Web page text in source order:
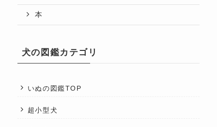
本
犬の図鑑カテゴリ
いぬの図鑑TOP
超小型犬